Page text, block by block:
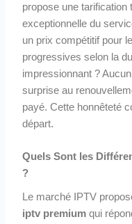
propose une tarification
exceptionnelle du
un prix compétitif pour
progressives selon la
impressionnant ?
surprise au
payé. Cette honnêteté
départ.
Quels Sont les
?
Le marché IPTV
iptv premium qui